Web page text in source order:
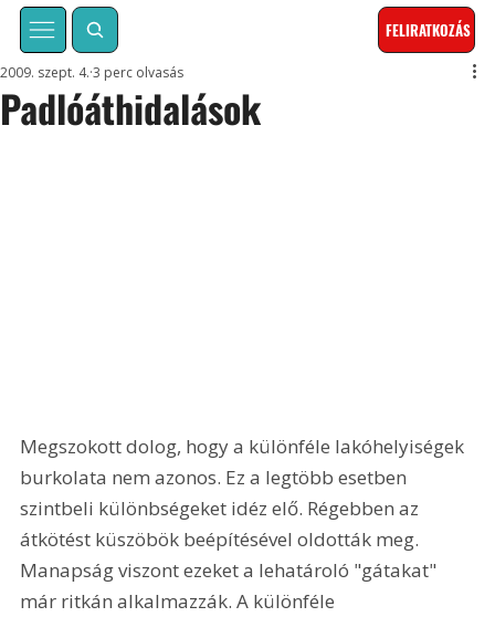
FELIRATKOZÁS
Padlóáthidalások
2009. szept. 4. 3 perc olvasás
Megszokott dolog, hogy a különféle lakóhelyiségek
burkolata nem azonos. Ez a legtöbb esetben
szintbeli különbségeket idéz elő. Régebben az
átkötést küszöbök beépítésével oldották meg.
Manapság viszont ezeket a lehatároló "gátakat"
már ritkán alkalmazzák. A különféle